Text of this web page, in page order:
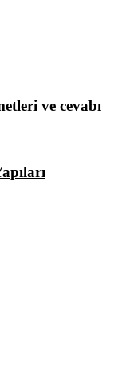
ve cevabı